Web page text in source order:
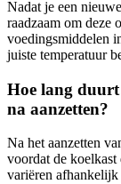
Nadat je een
raadzaam om deze
voedingsmiddelen
juiste temperatuur
Hoe lang duurt
na aanzetten?
Na het aanzetten
voordat de koelkast
variëren afhankelijk